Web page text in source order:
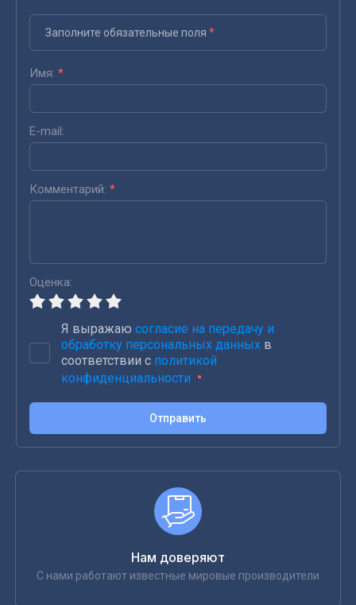
Заполните обязательные поля *
Имя: *
E-mail:
Комментарий: *
Оценка:
Я выражаю согласие на передачу и
обработку персональных данных в
соответствии с политикой
конфиденциальности
Отправить
Нам доверяют
С нами работают известные мировые производители